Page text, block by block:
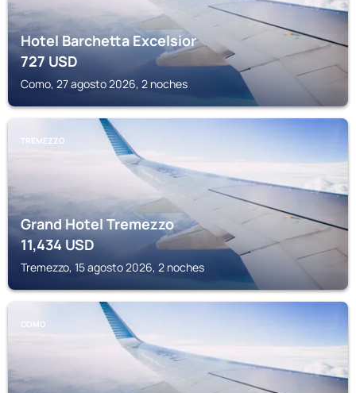
Hotel Barchetta Excelsior
727USD
Como, 27 agosto 2026, 2 noches
TREMEZZO
Grand Hotel Tremezzo
11,434USD
Tremezzo, 15 agosto 2026, 2 noches
COMO